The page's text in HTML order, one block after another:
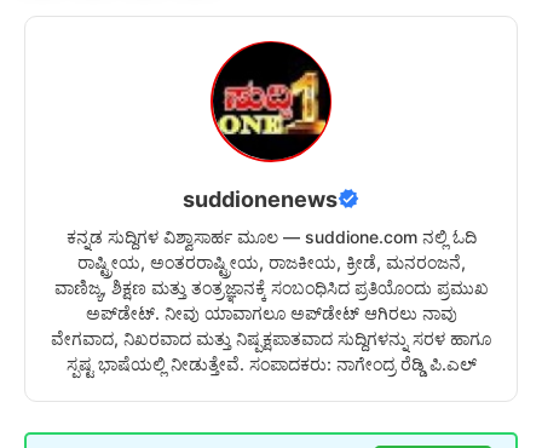
suddionenews
ಕನ್ನಡ ಸುದ್ದಿಗಳ ವಿಶ್ವಾಸಾರ್ಹ ಮೂಲ — suddione.com ನಲ್ಲಿ ಓದಿ
ರಾಷ್ಟ್ರೀಯ, ಅಂತರರಾಷ್ಟ್ರೀಯ, ರಾಜಕೀಯ, ಕ್ರೀಡೆ, ಮನರಂಜನೆ,
ವಾಣಿಜ್ಯ, ಶಿಕ್ಷಣ ಮತ್ತು ತಂತ್ರಜ್ಞಾನಕ್ಕೆ ಸಂಬಂಧಿಸಿದ ಪ್ರತಿಯೊಂದು ಪ್ರಮುಖ
ಅಪ್‌ಡೇಟ್. ನೀವು ಯಾವಾಗಲೂ ಅಪ್‌ಡೇಟ್ ಆಗಿರಲು ನಾವು
ವೇಗವಾದ, ನಿಖರವಾದ ಮತ್ತು ನಿಷ್ಪಕ್ಷಪಾತವಾದ ಸುದ್ದಿಗಳನ್ನು ಸರಳ ಹಾಗೂ
ಸ್ಪಷ್ಟ ಭಾಷೆಯಲ್ಲಿ ನೀಡುತ್ತೇವೆ. ಸಂಪಾದಕರು: ನಾಗೇಂದ್ರ ರೆಡ್ಡಿ ಪಿ.ಎಲ್